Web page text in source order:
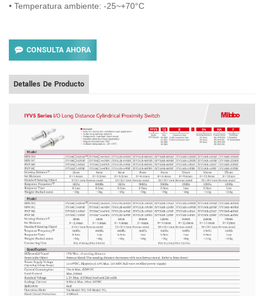
• Temperatura ambiente: -25~+70°C
CONSULTA AHORA
Detalles De Producto